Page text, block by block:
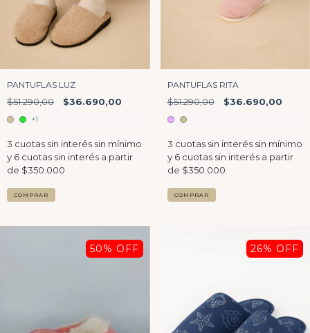
PANTUFLAS LUZ
$51.290,00 $36.690,00
+1
COMPRAR
PANTUFLAS RITA
$51.290,00 $36.690,00
COMPRAR
50% OFF 26% OFF